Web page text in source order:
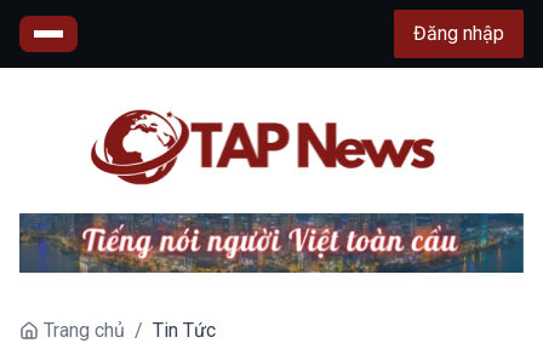
Đăng nhập
Trang chủ / Tin Tức